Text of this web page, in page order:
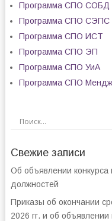
Программа СПО СОБД
Программа СПО СЭПС
Программа СПО ИСТ
Программа СПО ЭП
Программа СПО УиА
Программа СПО Мендж
Свежие записи
Об объявлении
должностей
Приказы об окончании
2026 гг. и об